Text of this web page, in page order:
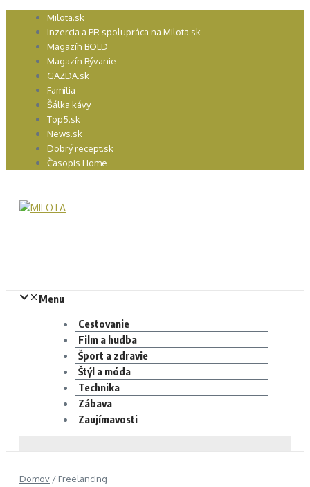
Preskočiť Milota.sk
Inzercia a PR spolupráca na Milota.sk
Magazín BOLD
Magazín Bývanie
GAZDA.sk
Família
Šálka kávy
Top5.sk
News.sk
Dobrý recept.sk
Časopis Home
Menu
Cestovanie
Film a hudba
Šport a zdravie
Štýl a móda
Technika
Zábava
Zaujímavosti
Domov / Freelancing